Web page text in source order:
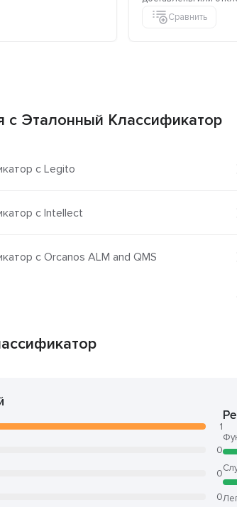
Сравнить
с Эталонный Классификатор
с Legito
с Intellect
с Orcanos ALM and QMS
1
0
0
0